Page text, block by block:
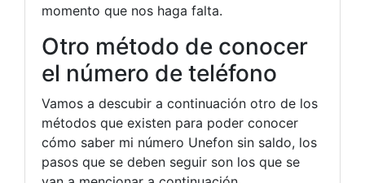
momento que nos haga falta.
Otro método de conocer
el número de teléfono
Vamos a descubir a continuación otro de los
métodos que existen para poder conocer
cómo saber mi número Unefon sin saldo, los
pasos que se deben seguir son los que se